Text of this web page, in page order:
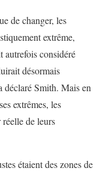
de changer, les
extrême,
autrefois considéré
désormais
déclaré Smith. Mais en
extrêmes, les
réelle de leurs
étaient des zones de